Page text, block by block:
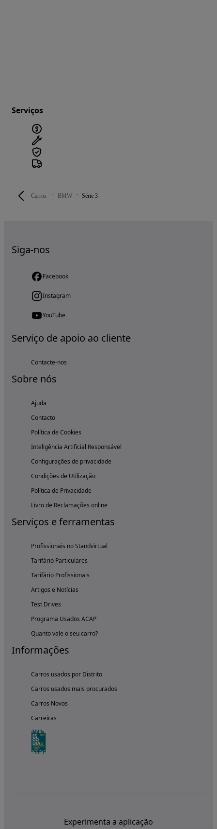
Carros BMW Série 3
Serviços
Siga-nos
Facebook
Instagram
YouTube
Serviço de apoio ao cliente
Contacte-nos
Sobre nós
Ajuda
Contacto
Política de Cookies
Inteligência Artificial Responsável
Configurações de privacidade
Condições de Utilização
Política de Privacidade
Livro de Reclamações online
Serviços e ferramentas
Profissionais no Standvirtual
Tarifário Particulares
Tarifário Profissionais
Artigos e Notícias
Test Drives
Programa Usados ACAP
Quanto vale o seu carro?
Informações
Carros usados por Distrito
Carros usados mais procurados
Carros Novos
Carreiras
Experimenta a aplicação